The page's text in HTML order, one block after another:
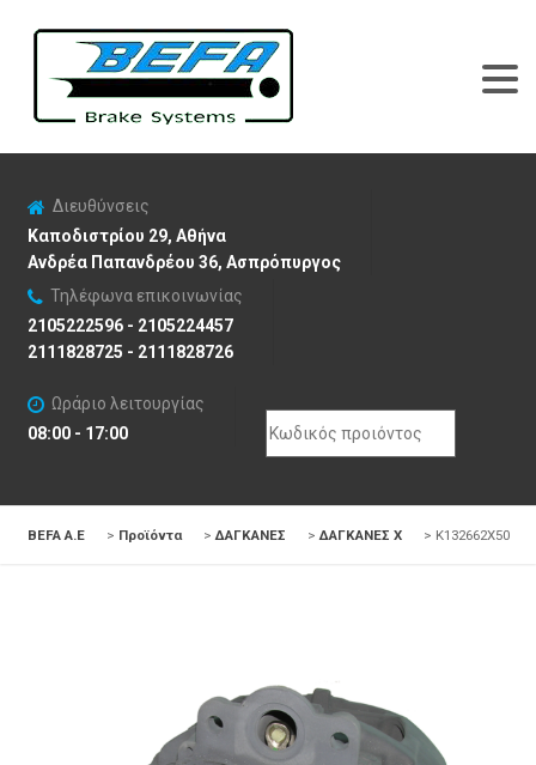
Διευθύνσεις
Καποδιστρίου 29, Αθήνα
Ανδρέα Παπανδρέου 36, Ασπρόπυργος
Τηλέφωνα επικοινωνίας
2105222596 - 2105224457
2111828725 - 2111828726
Ωράριο λειτουργίας
08:00 - 17:00
Search
for:
BEFA Α.Ε > Προϊόντα >ΔΑΓΚΑΝΕΣ >ΔΑΓΚΑΝΕΣ X > K132662X50